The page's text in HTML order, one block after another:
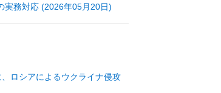
実務対応 (2026年05月20日)
ロシアによるウクライナ侵攻